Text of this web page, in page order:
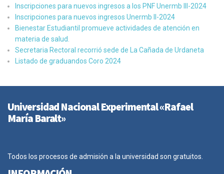
Inscripciones para nuevos ingresos a los PNF Unermb III-2024
Inscripciones para nuevos ingresos Unermb II-2024
Bienestar Estudiantil promueve actividades de atención en
materia de salud.
Secretaria Rectoral recorrió sede de La Cañada de Urdaneta
Listado de graduandos Coro 2024
Universidad Nacional Experimental «Rafael
María Baralt»
Todos los procesos de admisión a la universidad son gratuitos.